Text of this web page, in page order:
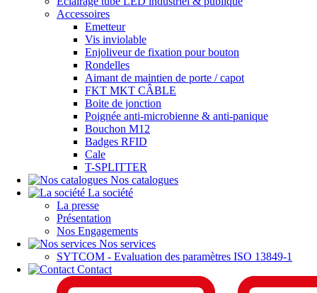
Accessoires
Emetteur
Vis inviolable
Enjoliveur de fixation pour bouton
Rondelles
Aimant de maintien de porte / capot
FKT MKT CÂBLE
Boite de jonction
Poignée anti-microbienne & anti-panique
Bouchon M12
Badges RFID
Cale
T-SPLITTER
Nos catalogues
La société
La presse
Présentation
Nos Engagements
Nos services
SYTCOM - Evaluation des paramètres ISO 13849-1
Contact